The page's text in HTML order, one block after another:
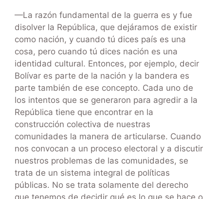
—La razón fundamental de la guerra es y fue
disolver la República, que dejáramos de existir
como nación, y cuando tú dices país es una
cosa, pero cuando tú dices nación es una
identidad cultural. Entonces, por ejemplo, decir
Bolívar es parte de la nación y la bandera es
parte también de ese concepto. Cada uno de
los intentos que se generaron para agredir a la
República tiene que encontrar en la
construcción colectiva de nuestras
comunidades la manera de articularse. Cuando
nos convocan a un proceso electoral y a discutir
nuestros problemas de las comunidades, se
trata de un sistema integral de políticas
públicas. No se trata solamente del derecho
que tenemos de decidir qué es lo que se hace o